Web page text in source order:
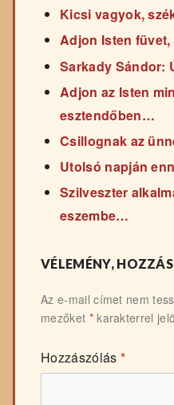
Kicsi vagyok,
Adjon Isten
Sarkady Sándor:
Adjon az Isten
esztendőben…
Csillognak az
Utolsó napján
Szilveszter
eszembe…
VÉLEMÉNY,
Az e-mail címet nem
mezőket *karakterrel
Hozzászólás *